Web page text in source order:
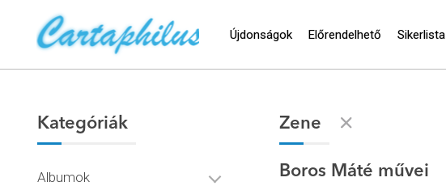
Újdonságok Előrendelhető Sikerlista
Kategóriák
Albumok
Zene
Boros Máté művei